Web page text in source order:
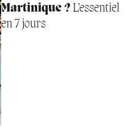
Martinique ?L’essentiel
en 7 jours